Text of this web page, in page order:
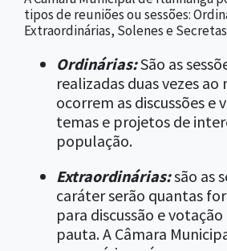
tipos de reuniões ou sessões:
Extraordinárias, Solenes e
Ordinárias:São as
realizadas duas vezes ao
ocorrem as discussões e
temas e projetos de
população.
Extraordinárias:são as
caráter serão quantas
para discussão e
pauta. A Câmara